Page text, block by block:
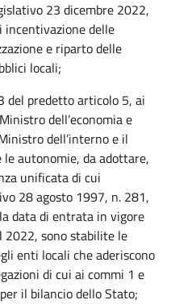
23 dicembre 2022,
incentivazione delle
e riparto delle
locali;
del predetto articolo 5, ai
dell’economia e
dell’interno e il
autonomie, da adottare,
unificata di cui
28 agosto 1997, n. 281,
data di entrata in vigore
2022, sono stabilite le
enti locali che aderiscono
di cui ai commi 1 e
il bilancio dello Stato;